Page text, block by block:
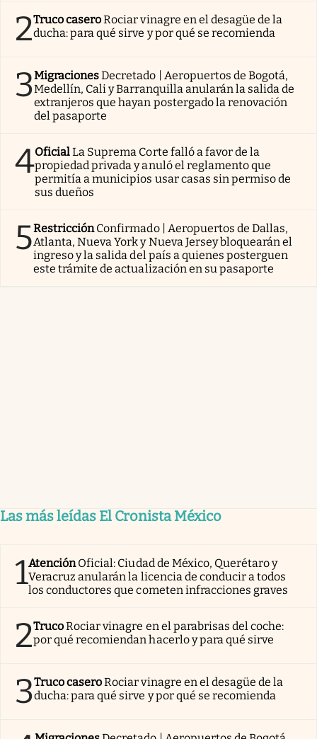
2Truco caseroRociar vinagre en el desagüe de la
ducha: para qué sirve y por qué se recomienda
3MigracionesDecretado | Aeropuertos de Bogotá,
Medellín, Cali y Barranquilla anularán la salida de
extranjeros que hayan postergado la renovación
del pasaporte
4OficialLa Suprema Corte falló a favor de la
propiedad privada y anuló el reglamento que
permitía a municipios usar casas sin permiso de
sus dueños
5RestricciónConfirmado | Aeropuertos de Dallas,
Atlanta, Nueva York y Nueva Jersey bloquearán el
ingreso y la salida del país a quienes posterguen
este trámite de actualización en su pasaporte
Las más leídas El Cronista México
1AtenciónOficial: Ciudad de México, Querétaro y
Veracruz anularán la licencia de conducir a todos
los conductores que cometen infracciones graves
2TrucoRociar vinagre en el parabrisas del coche:
por qué recomiendan hacerlo y para qué sirve
3Truco caseroRociar vinagre en el desagüe de la
ducha: para qué sirve y por qué se recomienda